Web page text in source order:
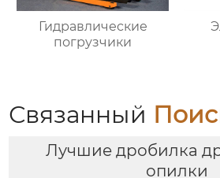
Гидравлические
погрузчики
Связанный
Лучшие дробилка
опилки